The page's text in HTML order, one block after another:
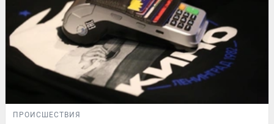
ПРОИСШЕСТВИЯ